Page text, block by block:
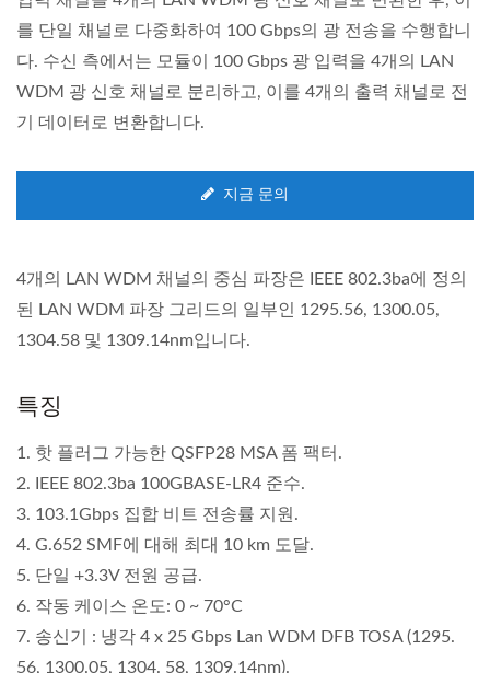
를 단일 채널로 다중화하여 100 Gbps의 광 전송을 수행합니
다. 수신 측에서는 모듈이 100 Gbps 광 입력을 4개의 LAN
WDM 광 신호 채널로 분리하고, 이를 4개의 출력 채널로 전
기 데이터로 변환합니다.
지금 문의
4개의 LAN WDM 채널의 중심 파장은 IEEE 802.3ba에 정의
된 LAN WDM 파장 그리드의 일부인 1295.56, 1300.05,
1304.58 및 1309.14nm입니다.
특징
1. 핫 플러그 가능한 QSFP28 MSA 폼 팩터.
2. IEEE 802.3ba 100GBASE-LR4 준수.
3. 103.1Gbps 집합 비트 전송률 지원.
4. G.652 SMF에 대해 최대 10 km 도달.
5. 단일 +3.3V 전원 공급.
6. 작동 케이스 온도: 0 ~ 70°C
7. 송신기 : 냉각 4 x 25 Gbps Lan WDM DFB TOSA (1295.
56, 1300.05, 1304. 58, 1309.14nm).